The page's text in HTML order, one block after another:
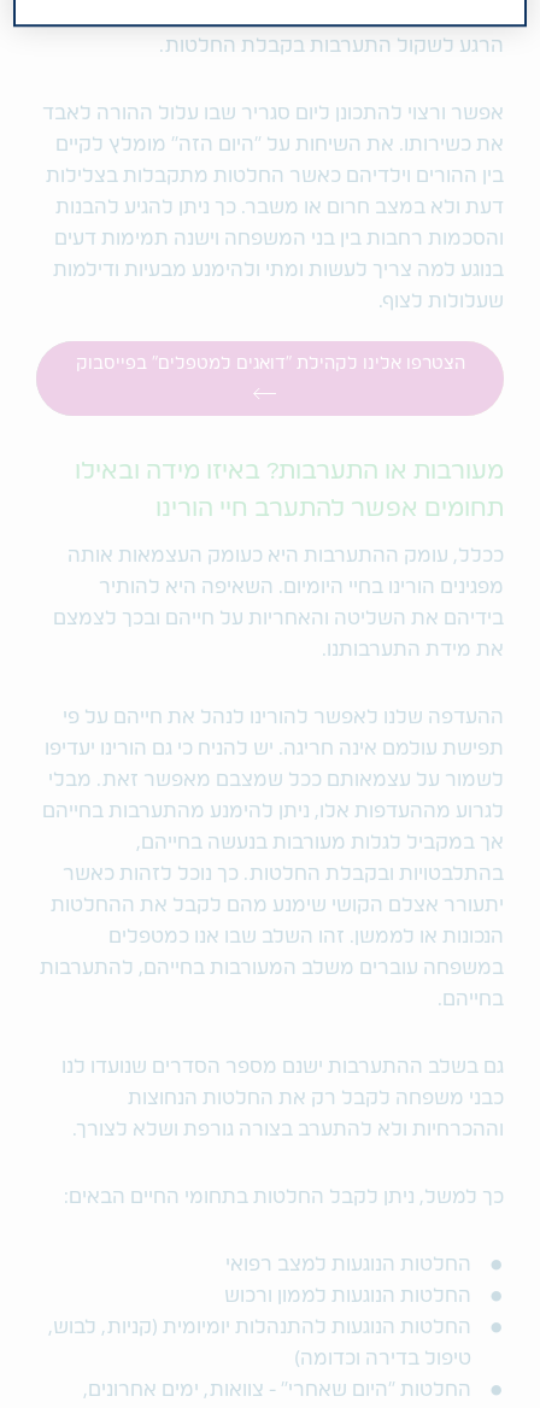
הרגע לשקול התערבות בקבלת החלטות.
אפשר ורצוי להתכונן ליום סגריר שבו עלול ההורה לאבד
את כשירותו. את השיחות על "היום הזה" מומלץ לקיים
בין ההורים וילדיהם כאשר החלטות מתקבלות בצלילות
דעת ולא במצב חרום או משבר. כך ניתן להגיע להבנות
והסכמות רחבות בין בני המשפחה וישנה תמימות דעים
בנוגע למה צריך לעשות ומתי ולהימנע מבעיות ודילמות
שעלולות לצוף.
הצטרפו אלינו לקהילת "דואגים למטפלים" בפייסבוק
מעורבות או התערבות? באיזו מידה ובאילו
תחומים אפשר להתערב חיי הורינו
ככלל, עומק ההתערבות היא כעומק העצמאות אותה
מפגינים הורינו בחיי היומיום. השאיפה היא להותיר
בידיהם את השליטה והאחריות על חייהם ובכך לצמצם
את מידת התערבותנו.
ההעדפה שלנו לאפשר להורינו לנהל את חייהם על פי
תפישת עולמם אינה חריגה. יש להניח כי גם הורינו יעדיפו
לשמור על עצמאותם ככל שמצבם מאפשר זאת. מבלי
לגרוע מההעדפות אלו, ניתן להימנע מהתערבות בחייהם
אך במקביל לגלות מעורבות בנעשה בחייהם,
בהתלבטויות ובקבלת החלטות. כך נוכל לזהות כאשר
יתעורר אצלם הקושי שימנע מהם לקבל את ההחלטות
הנכונות או לממשן. זהו השלב שבו אנו כמטפלים
במשפחה עוברים משלב המעורבות בחייהם, להתערבות
בחייהם.
גם בשלב ההתערבות ישנם מספר הסדרים שנועדו לנו
כבני משפחה לקבל רק את החלטות הנחוצות
וההכרחיות ולא להתערב בצורה גורפת ושלא לצורך.
כך למשל, ניתן לקבל החלטות בתחומי החיים הבאים:
החלטות הנוגעות למצב רפואי
החלטות הנוגעות לממון ורכוש
החלטות הנוגעות להתנהלות יומיומית (קניות, לבוש,
טיפול בדירה וכדומה)
החלטות "היום שאחרי" - צוואות, ימים אחרונים,